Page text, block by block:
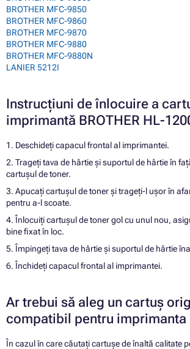
BROTHER MFC-9850
BROTHER MFC-9860
BROTHER MFC-9870
BROTHER MFC-9880
BROTHER MFC-9880N
LANIER 5212I
Instrucțiuni de înlocuire a
imprimantă BROTHER HL-
1. Deschideți capacul frontal al imprimantei.
2. Trageți tava de hârtie și suportul de hârtie în
cartușul de toner.
3. Apucați cartușul de toner și trageți-l ușor în
pentru a-l scoate.
4. Înlocuiți cartușul de toner gol cu unul nou,
bine fixat în loc.
5. Împingeți tava de hârtie și suportul de hârtie
6. Închideți capacul frontal al imprimantei.
Ar trebui să aleg un cartuș
compatibil pentru imprimanta
În cazul în care căutați cartușe de înaltă calitate